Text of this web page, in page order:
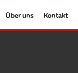
Über uns Kontakt